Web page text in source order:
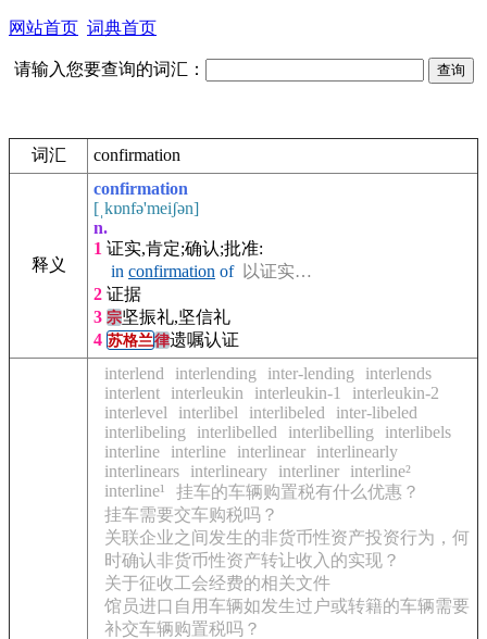
网站首页 词典首页
请输入您要查询的词汇：
词汇 confirmation
释义
confirmation
[ˌkɒnfə'meiʃən]
n.
1 证实,肯定;确认;批准:
in confirmation of
以证实…
2 证据
3 宗坚振礼,坚信礼
4 苏格兰律遗嘱认证
interlend interlending inter-lending
interlends
interlent
interleukin interleukin-1
interleukin-2
interlevel
interlibel interlibeled
inter-libeled
interlibeling
interlibelled interlibelling
interlibels
interline
interline interlinear
interlinearly
interlinears
interlineary interliner
interline²
interline¹
挂车的车辆购置税有什么优惠？
挂车需要交车购税吗？
关联企业之间发生的非货币性资产投资行为，何
时确认非货币性资产转让收入的实现？
关于征收工会经费的相关文件
馆员进口自用车辆如发生过户或转籍的车辆需要
补交车辆购置税吗？